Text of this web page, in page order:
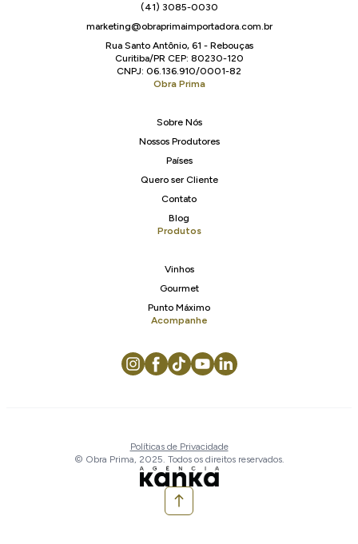
(41) 3085-0030
marketing@obraprimaimportadora.com.br
Rua Santo Antônio, 61 - Rebouças
Curitiba/PR CEP: 80230-120
CNPJ: 06.136.910/0001-82
Obra Prima
Sobre Nós
Nossos Produtores
Países
Quero ser Cliente
Contato
Blog
Produtos
Vinhos
Gourmet
Punto Máximo
Acompanhe
Políticas de Privacidade
© Obra Prima, 2025. Todos os direitos reservados.